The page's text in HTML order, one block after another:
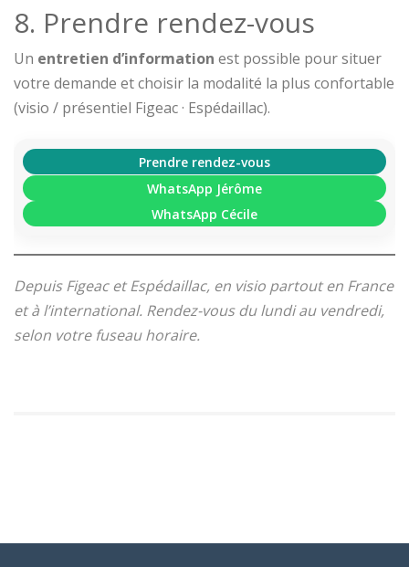
8. Prendre rendez-vous
Un entretien d’information est possible pour situer
votre demande et choisir la modalité la plus confortable
(visio / présentiel Figeac · Espédaillac).
Prendre rendez-vous
WhatsApp Jérôme
WhatsApp Cécile
Depuis Figeac et Espédaillac, en visio partout en France
et à l’international. Rendez-vous du lundi au vendredi,
selon votre fuseau horaire.